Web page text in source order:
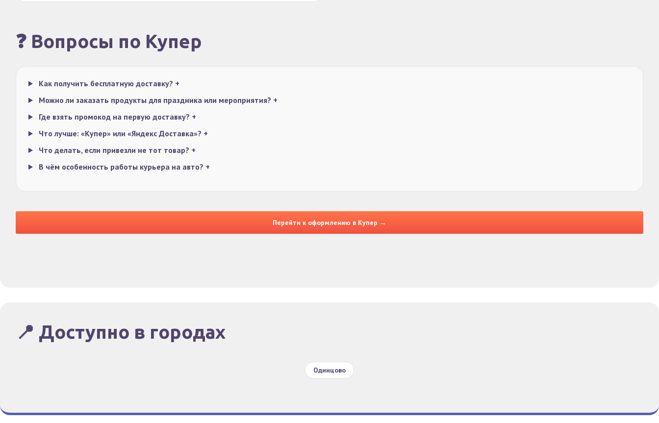
❓ Вопросы по Купер
Как получить бесплатную доставку? +
Можно ли заказать продукты для праздника или мероприятия? +
Где взять промокод на первую доставку? +
Что лучше: «Купер» или «Яндекс Доставка»? +
Что делать, если привезли не тот товар? +
В чём особенность работы курьера на авто? +
Перейти к оформлению в Купер →
📍 Доступно в городах
Одинцово